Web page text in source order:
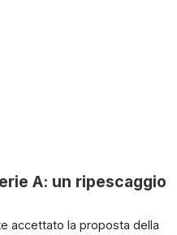
A: un ripescaggio
accettato la proposta della